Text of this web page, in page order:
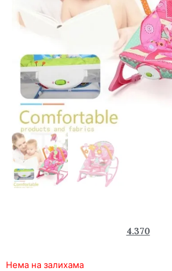
4.370
Нема на залихама